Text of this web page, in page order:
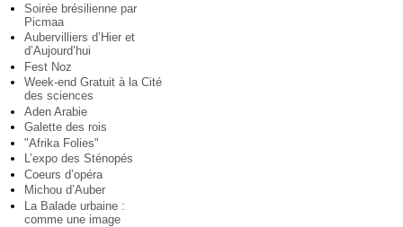
Soirée brésilienne par
Picmaa
Aubervilliers d’Hier et
d’Aujourd’hui
Fest Noz
Week-end Gratuit à la Cité
des sciences
Aden Arabie
Galette des rois
"Afrika Folies"
L’expo des Sténopés
Coeurs d’opéra
Michou d’Auber
La Balade urbaine :
comme une image